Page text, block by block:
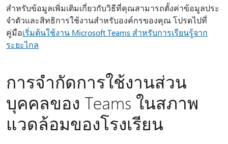
สําหรับข้อมูลเพิ่มเติมเกี่ยวกับวิธีที่คุณสามารถตั้งค่าข้อมูลประ
จําตัวและสิทธิการใช้งานสําหรับองค์กรของคุณ โปรดไปที่
คู่มือเริ่มต้นใช้งาน Microsoft Teams สําหรับการเรียนรู้จาก
ระยะไกล
การจํากัดการใช้งานส่วน
บุคคลของ Teams ในสภาพ
แวดล้อมของโรงเรียน